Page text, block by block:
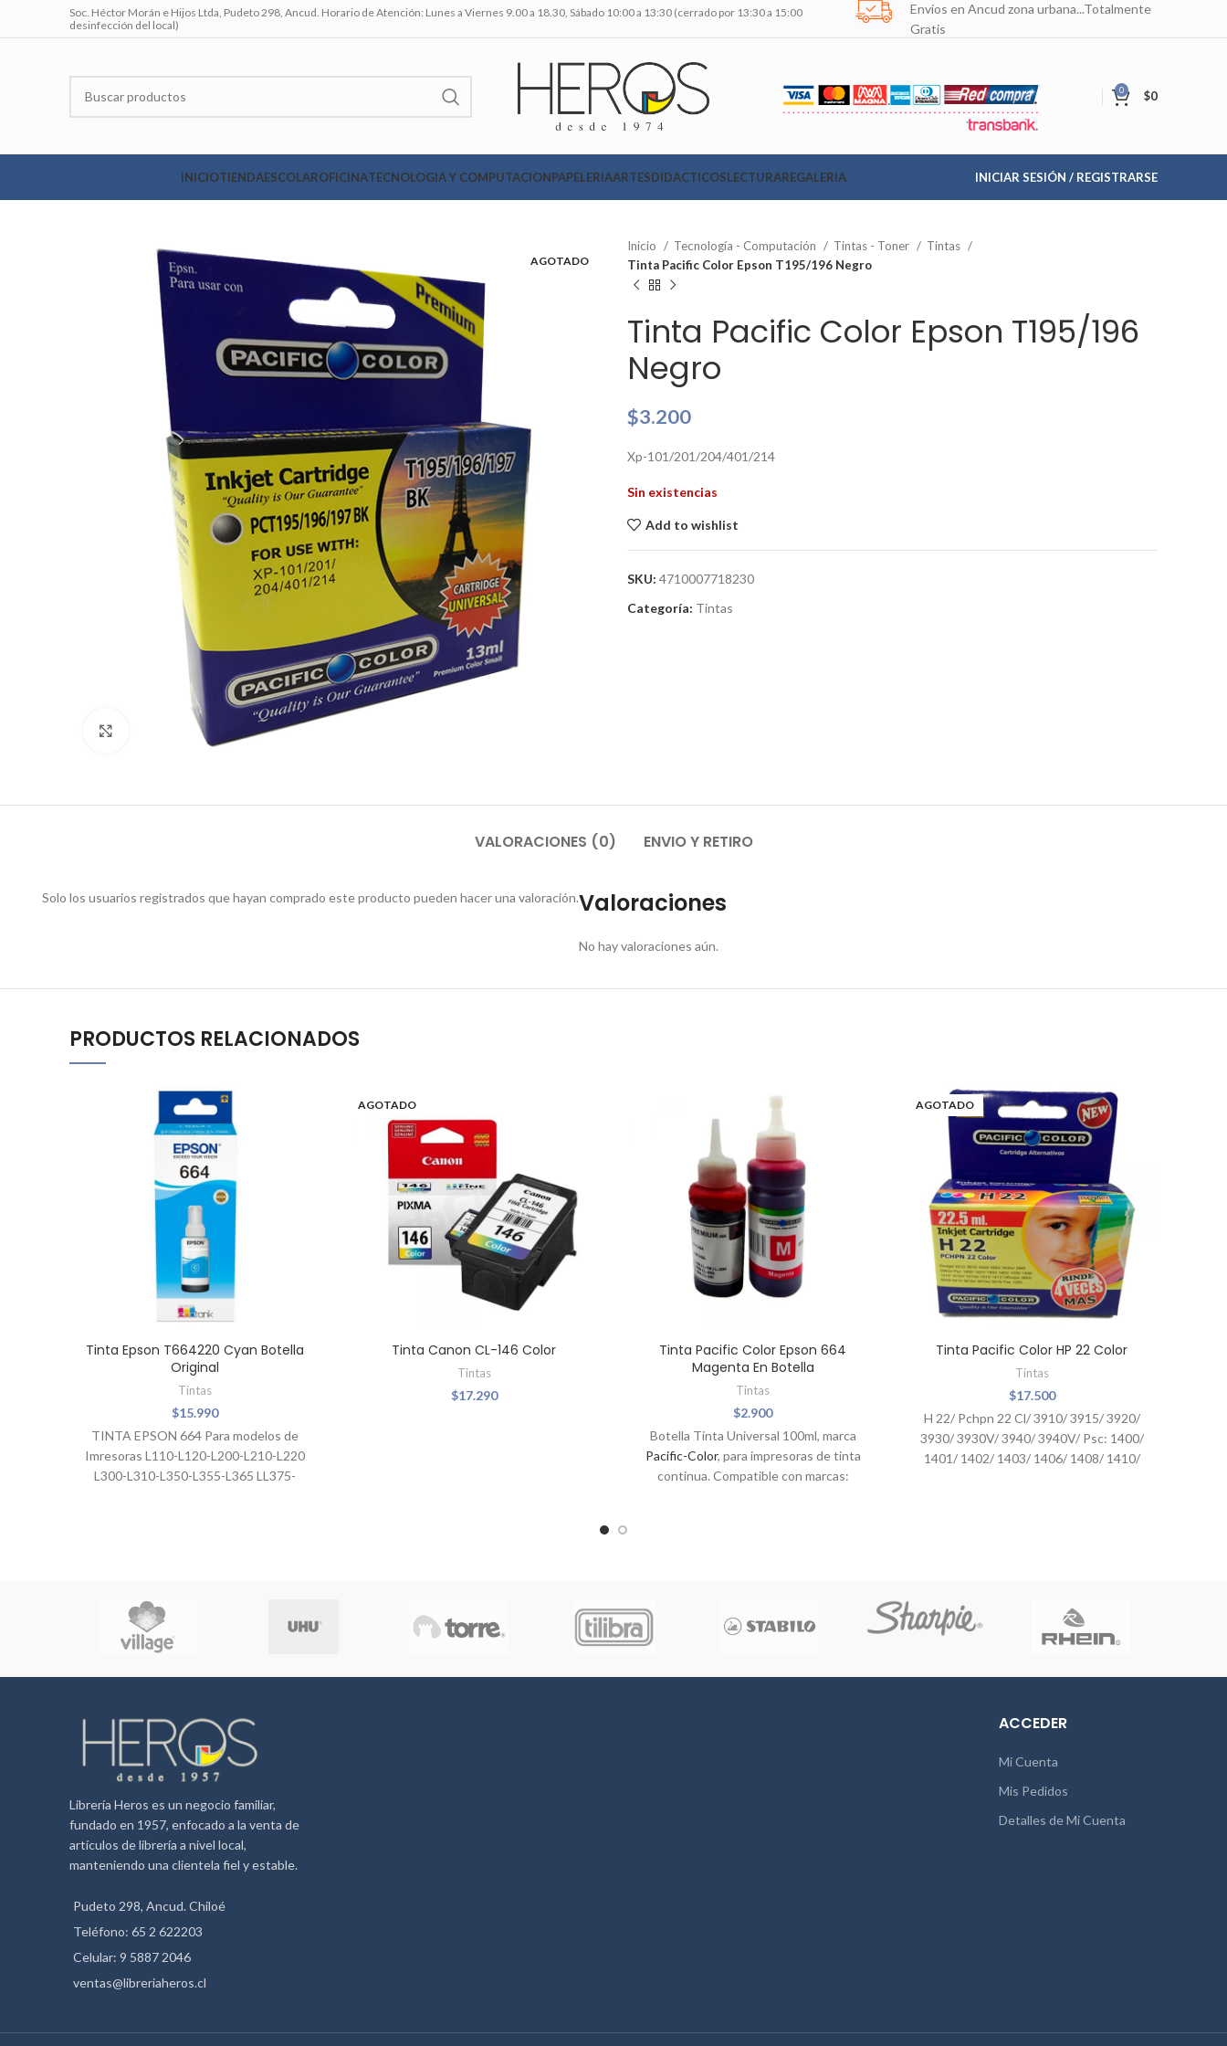
Soc. Héctor Morán e Hijos Ltda, Pudeto 298, Ancud. Horario de Atención: Lunes a Viernes 9.00 a 18.30, Sábado 10:00 a 13:30 (cerrado por 13:30 a 15:00
desinfección del local)
Envíos en Ancud zona urbana...Totalmente
Gratis
0 $0
INICIOTIENDAESCOLAROFICINATECNOLOGIA Y COMPUTACIONPAPELERIAARTESDIDACTICOSLECTURAREGALERIA INICIAR SESIÓN / REGISTRARSE
AGOTADO
Clic para ampliar
Inicio Tecnología - Computación Tintas - Toner
Tintas
Tinta Pacific Color Epson T195/196 Negro
Tinta Pacific Color Epson T195/196
Negro
$3.200
Xp-101/201/204/401/214
Sin existencias
Add to wishlist
SKU: 4710007718230
Categoría: Tintas
VALORACIONES (0) ENVIO Y RETIRO
Valoraciones
No hay valoraciones aún.
Solo los usuarios registrados que hayan comprado este producto pueden hacer una valoración.
PRODUCTOS RELACIONADOS
Tinta Epson T664220 Cyan Botella
Original
Tintas
$15.990
TINTA EPSON 664 Para modelos de
Imresoras L110-L120-L200-L210-L220
L300-L310-L350-L355-L365 LL375-
AGOTADO
Tinta Canon CL-146 Color
Tintas
$17.290
Tinta Pacific Color Epson 664
Magenta En Botella
Tintas
$2.900
Botella Tinta Universal 100ml, marca
Pacific-Color, para impresoras de tinta
continua. Compatible con marcas:
AGOTADO
Tinta Pacific Color HP 22 Color
Tintas
$17.500
H 22/ Pchpn 22 Cl/ 3910/ 3915/ 3920/
3930/ 3930V/ 3940/ 3940V/ Psc: 1400/
1401/ 1402/ 1403/ 1406/ 1408/ 1410/
Librería Heros es un negocio familiar,
fundado en 1957, enfocado a la venta de
artículos de librería a nivel local,
manteniendo una clientela fiel y estable.
Pudeto 298, Ancud. Chiloé
Teléfono: 65 2 622203
Celular: 9 5887 2046
ventas@libreriaheros.cl
ACCEDER
Mi Cuenta
Mis Pedidos
Detalles de Mi Cuenta